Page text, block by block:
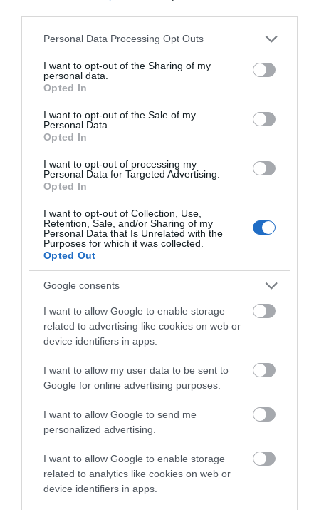
Please note that this website/app uses one or more Google
not limited to your visit or usage behaviour. You may click to
grant or deny consent to Google and its third-party tags to
use your data for below specified purposes in below Google
consent section.
Personal Data Processing Opt Outs
I want to opt-out of the Sharing of my
personal data.
Opted In
I want to opt-out of the Sale of my
Personal Data.
Opted In
I want to opt-out of processing my
Personal Data for Targeted Advertising.
Opted In
I want to opt-out of Collection, Use,
Retention, Sale, and/or Sharing of my
Personal Data that Is Unrelated with the
Purposes for which it was collected.
Opted Out
Google consents
I want to allow Google to enable storage
related to advertising like cookies on web or
device identifiers in apps.
I want to allow my user data to be sent to
Google for online advertising purposes.
I want to allow Google to send me
personalized advertising.
I want to allow Google to enable storage
related to analytics like cookies on web or
device identifiers in apps.
το επόμενο πανηγύρι στην Εύβοια
06.08.2026 | 10:45
έργα δεν κάνουν διακοπές! Που
έριξε άσφαλτο ο δήμαρχος
Μεταμόρφωση του Σωτήρος: Η
γιορτή που θα θυμίζει πάντα την
καταστροφική φωτιά στη Βόρεια
Εύβοια
06.08.2026 | 10:00
Στα «κάγκελα» οι δάσκαλοι για
τους διορισμούς: «Η Εύβοια δεν
μπορεί να παραμένει αόρατη»
06.08.2026 | 09:45
Καλοκαίρι στην Εύβοια: Πώς οι
το χωριό τους!
06.08.2026 | 09:30
Χωρίς νερό σήμερα αυτές οι
περιοχές της Εύβοιας
Ποιες περιοχές θα έχουν σήμερα
Ο μικρός μουσικός που
έγινε το πρόσωπο της
βραδιάς σε πανηγύρι
Θλίψη στην Εύβοια:
Άνδρας έχασε την ζωή
«Βόμβα» στην Εύβοια
διαλύθηκε
ποδοσφαιρική ομάδα
Φίδι έκανε βόλτες σε
Εύβοια – Εικόνες
αρχαιολογικά
ευρήματα της Εύβοιας!
ξενάγησης
Δείτε εδώ που και πότε
θα γίνει το επόμενο